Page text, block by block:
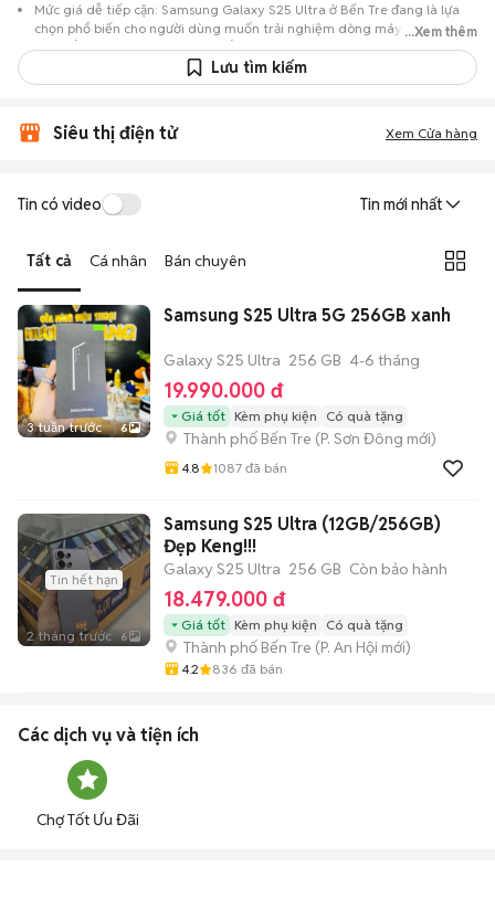
Mức giá dễ tiếp cận: Samsung Galaxy S25 Ultra ở Bến Tre đang là lựa
chọn phổ biến cho người dùng muốn trải nghiệm dòng máy này với chi
phí thấp hơn so với khi mới ra mắt.
Nguồn cung phong phú: Dễ dàng tìm thấySamsung
Galaxy S25 Ultra ở
Giao dịch minh bạch: Việc gặp gỡ trực tiếp giúp người mua
tin đăng.
địa điểm giao nhận, chốt giao dịch nhanh chóng khi đạt được
...Xem thêm
Lưu tìm kiếm
Siêu thị điện tử Xem Cửa hàng
Tin có video Tin mới nhất
Tất cả Cá nhân Bán chuyên
3 tuần trước 6
Samsung S25 Ultra 5G 256GB xanh
Galaxy S25 Ultra 256 GB 4-6 tháng
19.990.000 đ
Giá tốt Kèm phụ kiện Có quà tặng
Thành phố Bến Tre (P. Sơn Đông mới)
4.8 1087 đã bán
Tin hết hạn
2 tháng trước 6
Samsung S25 Ultra (12GB/256GB)
Đẹp Keng!!!
Galaxy S25 Ultra 256 GB Còn bảo hành
18.479.000 đ
Giá tốt Kèm phụ kiện Có quà tặng
Thành phố Bến Tre (P. An Hội mới)
4.2 836 đã bán
Các dịch vụ và tiện ích
Chợ Tốt Ưu Đãi